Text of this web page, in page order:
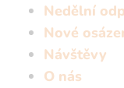
Nedělní
Nové
Návštěvy
O nás